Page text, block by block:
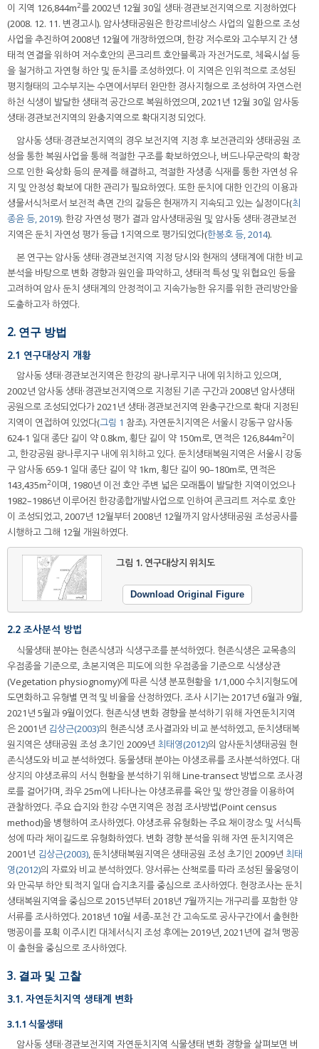
이 지역 126,844m2를 2002년 12월 30일 생태·경관보전지역으로 지정하였다
(2008. 12. 11. 변경고시). 암사생태공원은 한강르네상스 사업의 일환으로 조성
사업을 추진하여 2008년 12월에 개장하였으며, 한강 저수로와 고수부지 간 생
태적 연결을 위하여 저수호안의 콘크리트 호안블록과 자전거도로, 체육시설 등
을 철거하고 자연형 하안 및 둔치를 조성하였다. 이 지역은 인위적으로 조성된
평지형태의 고수부지는 수면에서부터 완만한 경사지형으로 조성하여 자연스런
하천 식생이 발달한 생태적 공간으로 복원하였으며, 2021년 12월 30일 암사동
생태·경관보전지역의 완충지역으로 확대지정 되었다.
암사동 생태·경관보전지역의 경우 보전지역 지정 후 보전관리와 생태공원 조
성을 통한 복원사업을 통해 적절한 구조를 확보하였으나, 버드나무군락의 확장
으로 인한 육상화 등의 문제를 해결하고, 적절한 자생종 식재를 통한 자연성 유
지 및 안정성 확보에 대한 관리가 필요하였다. 또한 둔치에 대한 인간의 이용과
생물서식처로서 보전적 측면 간의 갈등은 현재까지 지속되고 있는 실정이다(최
종윤 등, 2019). 한강 자연성 평가 결과 암사생태공원 및 암사동 생태·경관보전
지역은 둔치 자연성 평가 등급 1지역으로 평가되었다(한봉호 등, 2014).
본 연구는 암사동 생태·경관보전지역 지정 당시와 현재의 생태계에 대한 비교
분석을 바탕으로 변화 경향과 원인을 파악하고, 생태적 특성 및 위협요인 등을
고려하여 암사 둔치 생태계의 안정적이고 지속가능한 유지를 위한 관리방안을
도출하고자 하였다.
2. 연구 방법
2.1 연구대상지 개황
암사동 생태·경관보전지역은 한강의 광나루지구 내에 위치하고 있으며,
2002년 암사동 생태·경관보전지역으로 지정된 기존 구간과 2008년 암사생태
공원으로 조성되었다가 2021년 생태·경관보전지역 완충구간으로 확대 지정된
지역이 연접하여 있었다(그림 1 참조). 자연둔치지역은 서울시 강동구 암사동
624-1 일대 종단 길이 약 0.8km, 횡단 길이 약 150m로, 면적은 126,844m2이
고, 한강공원 광나루지구 내에 위치하고 있다. 둔치생태복원지역은 서울시 강동
구 암사동 659-1 일대 종단 길이 약 1km, 횡단 길이 90–180m로, 면적은
143,435m2이며, 1980년 이전 호안 주변 넓은 모래톱이 발달한 지역이었으나
1982–1986년 이루어진 한강종합개발사업으로 인하여 콘크리트 저수로 호안
이 조성되었고, 2007년 12월부터 2008년 12월까지 암사생태공원 조성공사를
시행하고 그해 12월 개원하였다.
그림 1. 연구대상지 위치도
Download Original Figure
2.2 조사분석 방법
식물생태 분야는 현존식생과 식생구조를 분석하였다. 현존식생은 교목층의
우점종을 기준으로, 초본지역은 피도에 의한 우점종을 기준으로 식생상관
(Vegetation physiognomy)에 따른 식생 분포현황을 1/1,000 수치지형도에
도면화하고 유형별 면적 및 비율을 산정하였다. 조사 시기는 2017년 6월과 9월,
2021년 5월과 9월이었다. 현존식생 변화 경향을 분석하기 위해 자연둔치지역
은 2001년 김상근(2003)의 현존식생 조사결과와 비교 분석하였고, 둔치생태복
원지역은 생태공원 조성 초기인 2009년 최태영(2012)의 암사둔치생태공원 현
존식생도와 비교 분석하였다. 동물생태 분야는 야생조류를 조사분석하였다. 대
상지의 야생조류의 서식 현황을 분석하기 위해 Line-transect 방법으로 조사경
로를 걸어가며, 좌우 25m에 나타나는 야생조류를 육안 및 쌍안경을 이용하여
관찰하였다. 주요 습지와 한강 수면지역은 정점 조사방법(Point census
method)을 병행하여 조사하였다. 야생조류 유형화는 주요 채이장소 및 서식특
성에 따라 채이길드로 유형화하였다. 변화 경향 분석을 위해 자연 둔치지역은
2001년 김상근(2003) , 둔치생태복원지역은 생태공원 조성 초기인 2009년 최태
영(2012)의 자료와 비교 분석하였다. 양서류는 산책로를 따라 조성된 물웅덩이
와 만곡부 하안 퇴적지 일대 습지초지를 중심으로 조사하였다. 현장조사는 둔치
생태복원지역을 중심으로 2015년부터 2018년 7월까지는 개구리를 포함한 양
서류를 조사하였다. 2018년 10월 세종-포천 간 고속도로 공사구간에서 출현한
맹꽁이를 포획 이주시킨 대체서식지 조성 후에는 2019년, 2021년에 걸쳐 맹꽁
이 출현을 중심으로 조사하였다.
3. 결과 및 고찰
3.1. 자연둔치지역 생태계 변화
3.1.1 식물생태
암사동 생태·경관보전지역 자연둔치지역 식물생태 변화 경향을 살펴보면 버